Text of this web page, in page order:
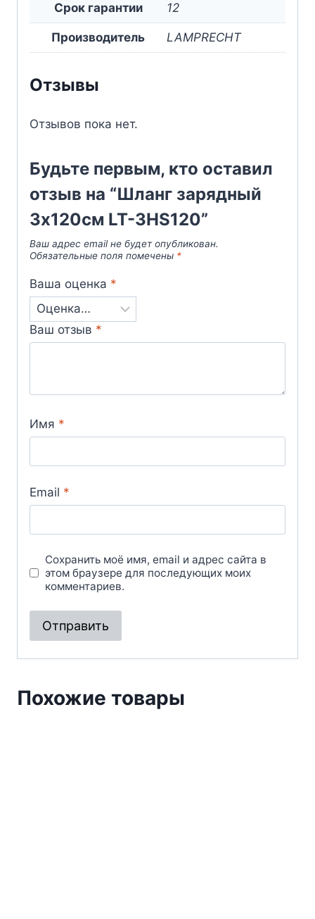
Срок гарантии 12
Производитель LAMPRECHT
Отзывы
Отзывов пока нет.
Будьте первым, кто оставил
отзыв на “Шланг зарядный
3х120см LT-3HS120”
Ваш адрес email не будет опубликован.
Обязательные поля помечены *
Ваша оценка *
Ваш отзыв *
Имя *
Email *
Сохранить моё имя, email и адрес сайта в
этом браузере для последующих моих
комментариев.
Похожие товары